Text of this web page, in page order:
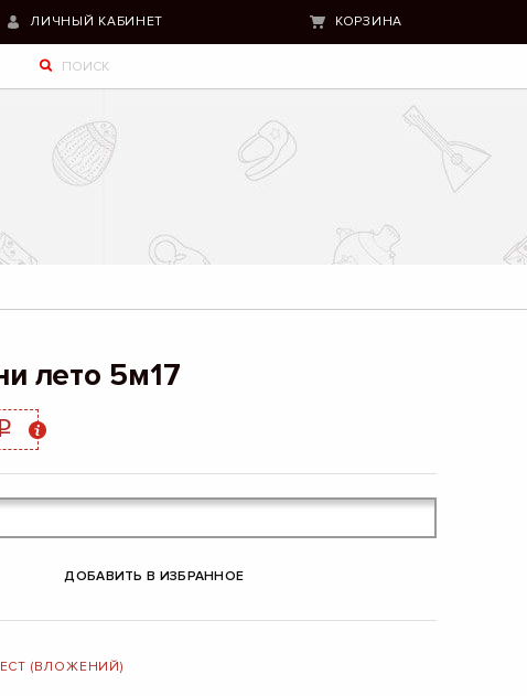
ЛИЧНЫЙ КАБИНЕТ КОРЗИНА
лето 5м17
ДОБАВИТЬ В ИЗБРАННОЕ
(ВЛОЖЕНИЙ)